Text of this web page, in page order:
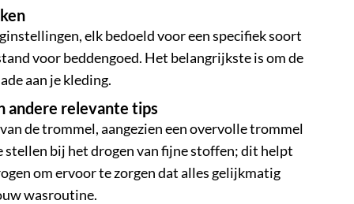
elk bedoeld voor een specifiek soort
voor beddengoed. Het belangrijkste is om de
aan je kleding.
andere relevante tips
de trommel, aangezien een overvolle trommel
bij het drogen van fijne stoffen; dit helpt
om ervoor te zorgen dat alles gelijkmatig
wasroutine.